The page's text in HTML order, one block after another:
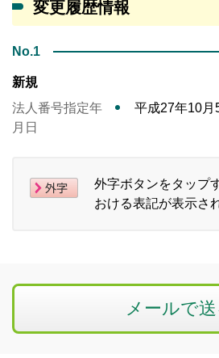
変更履歴情報
No.1
新規
法人番号指定年
月日
平成27年10月
外字ボタンをタップ
おける表記が表示さ
メールで送